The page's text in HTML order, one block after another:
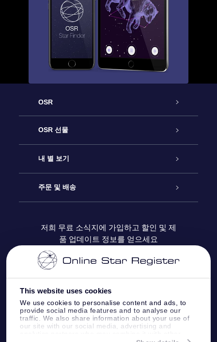
This website uses cookies
We use cookies to personalise content and ads, to
provide social media features and to analyse our
traffic. We also share information about your use of
our site with our social media, advertising and
OSR
고객 서비스
연락처
블로그
OSR 선물
온라인 별 선물
OSR 선물 팩
OSR 상품권
기업 선물
내 별 보기
Star Register
맞춤 별 페이지
One Million Stars
Fly me to the stars VR 앱
주문 및 배송
결제 정보
배송 정보
환불 정책
별자리
저희 무료 소식지에 가입하고 할인 및 제
품 업데이트 정보를 얻으세요